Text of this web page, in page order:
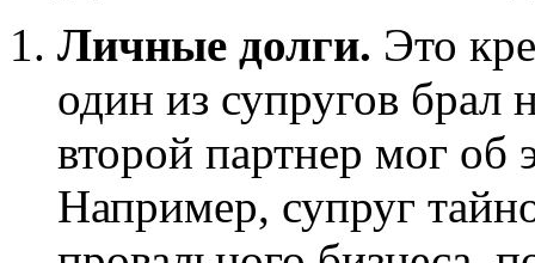
Личные долги. Это
один из супругов
второй партнер мог об
Например, супруг